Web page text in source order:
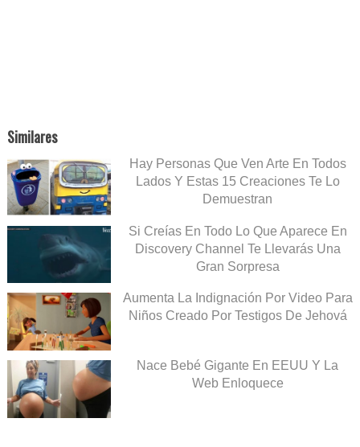
Similares
Hay Personas Que Ven Arte En Todos
Lados Y Estas 15 Creaciones Te Lo
Demuestran
Si Creías En Todo Lo Que Aparece En
Discovery Channel Te Llevarás Una
Gran Sorpresa
Aumenta La Indignación Por Video Para
Niños Creado Por Testigos De Jehová
Nace Bebé Gigante En EEUU Y La
Web Enloquece